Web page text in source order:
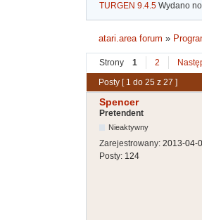
TURGEN 9.4.5 Wydano
atari.area forum »
Strony 1 2
Posty [ 1 do 25 z 27 ]
Spencer
Pretendent
Nieaktywny
Zarejestrowany: 2013-04-
Posty: 124